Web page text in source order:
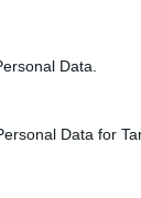
Data.
Data for